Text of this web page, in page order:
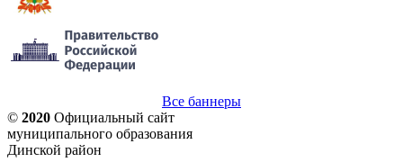
Все баннеры
© 2020 Официальный сайт
муниципального образования
Динской район